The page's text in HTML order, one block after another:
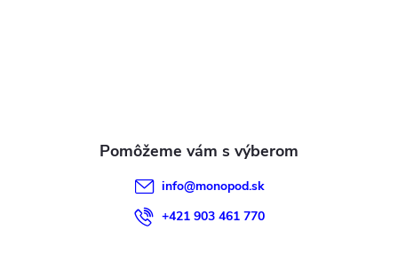
info@monopod.sk
+421 903 461 770